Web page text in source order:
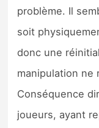
problème. Il
soit
donc une
manipulation ne
Conséquence
joueurs, ayant